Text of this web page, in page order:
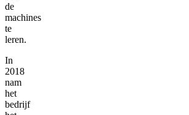
de
machines
te
leren.
In
2018
nam
het
bedrijf